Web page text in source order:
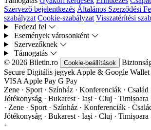
Szervező bejelentkezés Általános Szerződési
szabályzat Cookie-szabályzat Visszatérítési
Fedezd fel
Események városonként
Szervezőknek
Támogatás
© 2026 Biletin.ro
Cookie-beállítások
Secure Digitális jegyek Apple & Google Wallet
VISA Apple Pay G Pay
Zene · Sport · Színház · Konferenciák · Család
Jótékonyság · Bukarest · Iași · Cluj · Timișoara
· Zene · Sport · Színház · Konferenciák ·
Jótékonyság · Bukarest · Iași · Cluj · Timișoara
·